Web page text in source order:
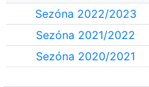
Sezóna 2022/2023
Sezóna 2021/2022
Sezóna 2020/2021